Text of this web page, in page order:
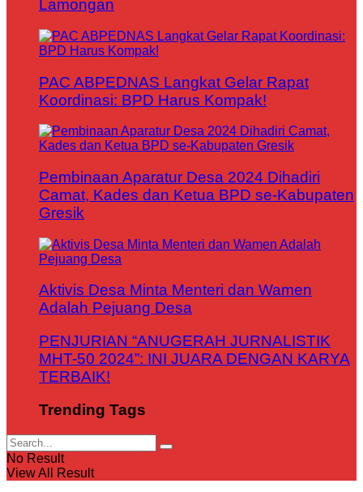
Lamongan
PAC ABPEDNAS Langkat Gelar Rapat
Koordinasi: BPD Harus Kompak!
Pembinaan Aparatur Desa 2024 Dihadiri
Camat, Kades dan Ketua BPD se-Kabupaten
Gresik
Aktivis Desa Minta Menteri dan Wamen
Adalah Pejuang Desa
PENJURIAN “ANUGERAH JURNALISTIK
MHT-50 2024”: INI JUARA DENGAN KARYA
TERBAIK!
Trending Tags
No Result
View All Result